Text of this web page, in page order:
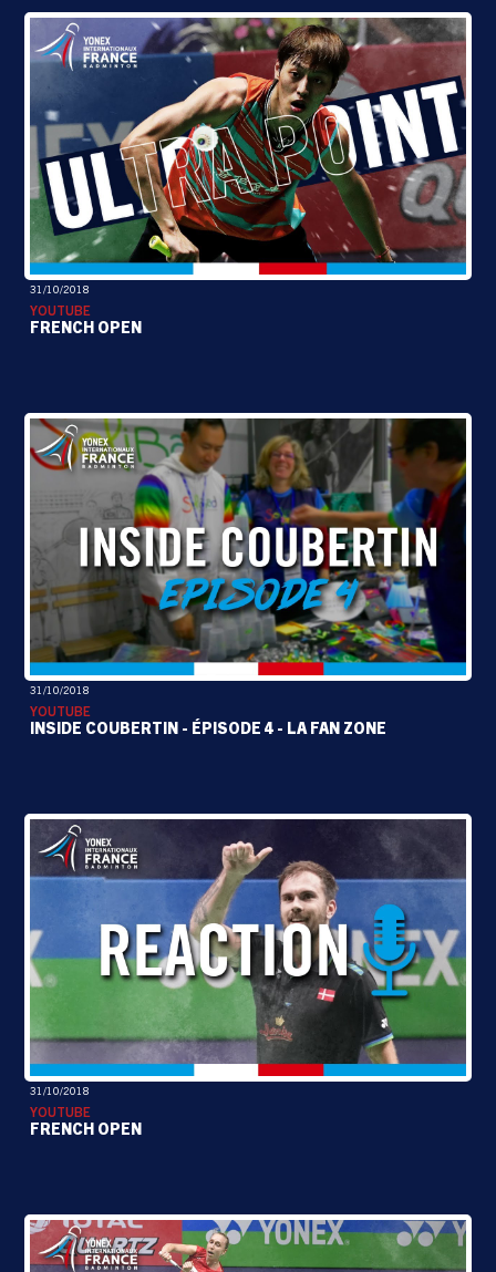
31/10/2018
YOUTUBE
FRENCH OPEN
31/10/2018
YOUTUBE
INSIDE COUBERTIN - ÉPISODE 4 - LA FAN ZONE
31/10/2018
YOUTUBE
FRENCH OPEN